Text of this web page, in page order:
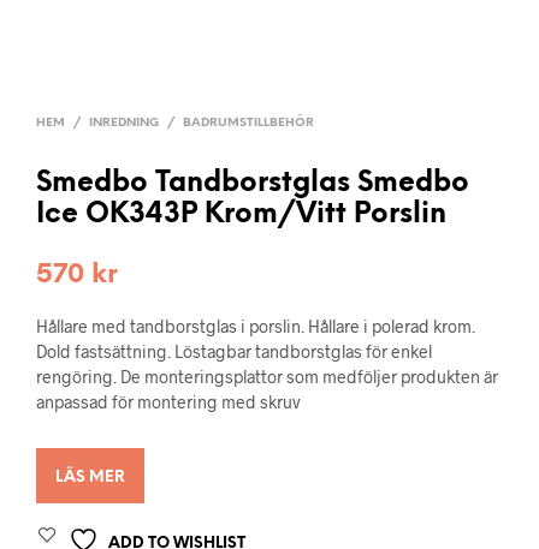
HEM / INREDNING / BADRUMSTILLBEHÖR
Smedbo Tandborstglas Smedbo
Ice OK343P Krom/Vitt Porslin
570 kr
Hållare med tandborstglas i porslin. Hållare i polerad krom.
Dold fastsättning. Löstagbar tandborstglas för enkel
rengöring. De monteringsplattor som medföljer produkten är
anpassad för montering med skruv
LÄS MER
ADD TO WISHLIST